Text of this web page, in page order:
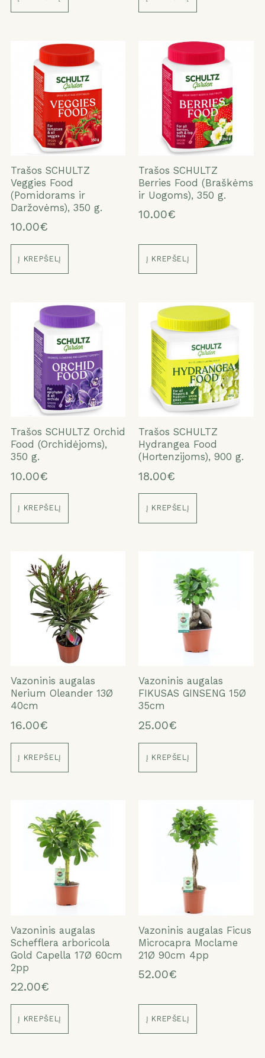
ATŠAUKTI TAIP
Trašos SCHULTZ
Veggies Food
(Pomidorams ir
Daržovėms), 350 g.
10.00€
Į KREPŠELĮ
Trašos SCHULTZ
Berries Food (Braškėms
ir Uogoms), 350 g.
10.00€
Į KREPŠELĮ
Trašos SCHULTZ Orchid
Food (Orchidėjoms),
350 g.
10.00€
Į KREPŠELĮ
Trašos SCHULTZ
Hydrangea Food
(Hortenzijoms), 900 g.
18.00€
Į KREPŠELĮ
Vazoninis augalas
Nerium Oleander 13Ø
40cm
16.00€
Į KREPŠELĮ
Vazoninis augalas
FIKUSAS GINSENG 15Ø
35cm
25.00€
Į KREPŠELĮ
Vazoninis augalas
Schefflera arboricola
Gold Capella 17Ø 60cm
2pp
22.00€
Į KREPŠELĮ
Vazoninis augalas Ficus
Microcapra Moclame
21Ø 90cm 4pp
52.00€
Į KREPŠELĮ